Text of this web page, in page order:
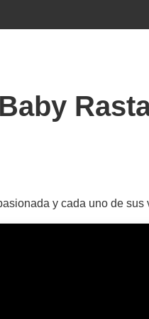
y cada uno de sus